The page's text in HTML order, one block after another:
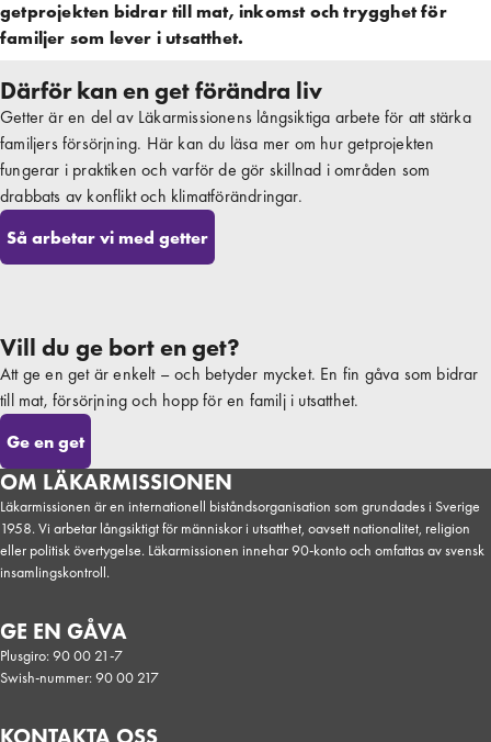
getprojekten bidrar till mat, inkomst och trygghet för
familjer som lever i utsatthet.
Därför kan en get förändra liv
Getter är en del av Läkarmissionens långsiktiga arbete för att stärka
familjers försörjning. Här kan du läsa mer om hur getprojekten
fungerar i praktiken och varför de gör skillnad i områden som
drabbats av konflikt och klimatförändringar.
Så arbetar vi med getter
Vill du ge bort en get?
Att ge en get är enkelt – och betyder mycket. En fin gåva som bidrar
till mat, försörjning och hopp för en familj i utsatthet.
Ge en get
OM LÄKARMISSIONEN
Läkarmissionen är en internationell biståndsorganisation som grundades i Sverige
1958. Vi arbetar långsiktigt för människor i utsatthet, oavsett nationalitet, religion
eller politisk övertygelse. Läkarmissionen innehar 90-konto och omfattas av svensk
insamlingskontroll.
GE EN GÅVA
Plusgiro: 90 00 21-7
Swish-nummer: 90 00 217